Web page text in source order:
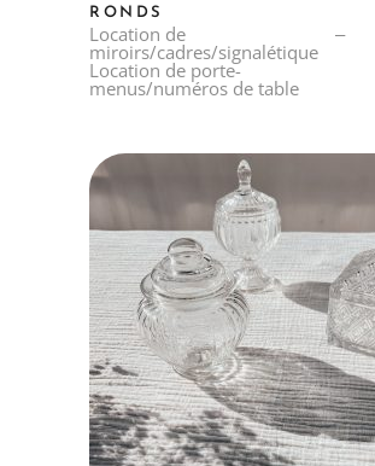
RONDS
Location de
miroirs/cadres/signalétique
Location de porte-
menus/numéros de table